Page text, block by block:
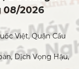
08/2026
Việt, Quận Cầu
Dịch Vọng Hậu,